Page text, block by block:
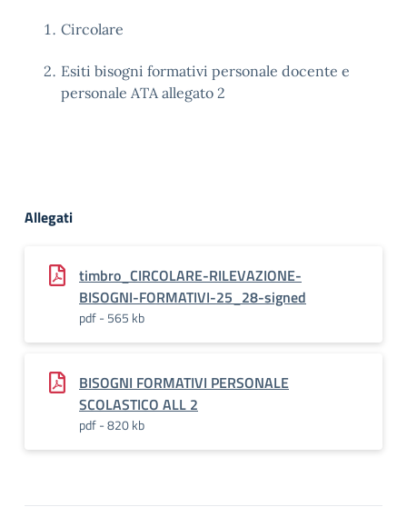
Circolare
Esiti bisogni formativi personale docente e
personale ATA allegato 2
Allegati
timbro_CIRCOLARE-RILEVAZIONE-
BISOGNI-FORMATIVI-25_28-signed
pdf - 565 kb
BISOGNI FORMATIVI PERSONALE
SCOLASTICO ALL 2
pdf - 820 kb